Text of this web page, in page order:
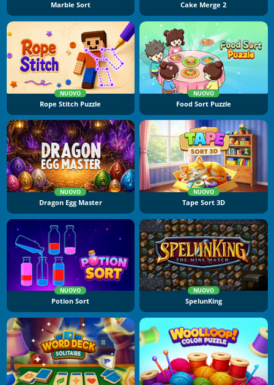
Marble Sort Cake Merge 2
NUOVO
Rope Stitch Puzzle
NUOVO
Food Sort Puzzle
NUOVO
Dragon Egg Master
NUOVO
Tape Sort 3D
NUOVO
Potion Sort
NUOVO
SpelunKing